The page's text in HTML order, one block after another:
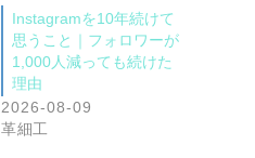
Instagramを10年続けて
思うこと｜フォロワーが
1,000人減っても続けた
理由
2026-08-09
革細工